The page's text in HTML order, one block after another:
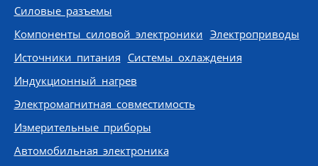
Skip to content
Силовые разъемы
Компоненты силовой электроники Электроприводы
Источники питания Системы охлаждения
Индукционный нагрев
Электромагнитная совместимость
Измерительные приборы
Автомобильная электроника